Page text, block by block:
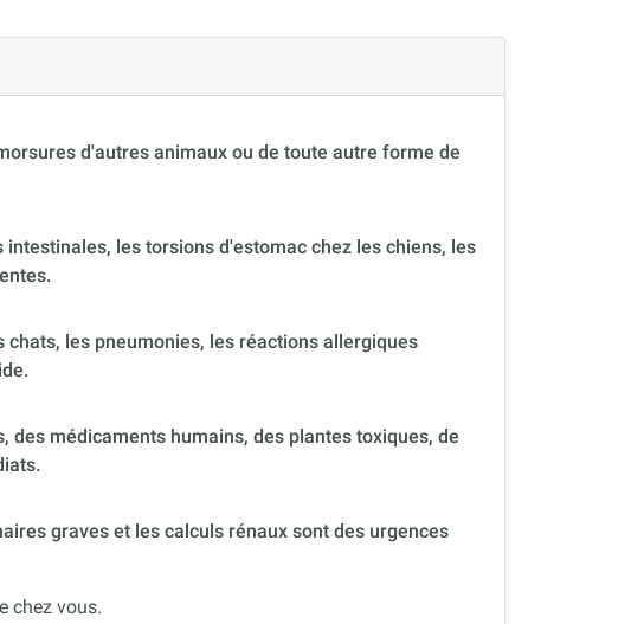
d'autres animaux ou de toute autre forme de
les torsions d'estomac chez les chiens, les
les pneumonies, les réactions allergiques
médicaments humains, des plantes toxiques, de
graves et les calculs rénaux sont des urgences
chez vous.